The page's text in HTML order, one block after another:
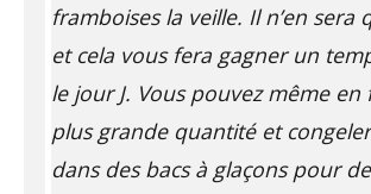
framboises la veille. Il n’en sera
et cela vous fera gagner un
le jour J. Vous pouvez même en
plus grande quantité et
dans des bacs à glaçons pour